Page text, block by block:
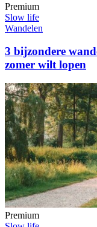
Premium
Slow life
Wandelen
3 bijzondere
zomer wilt lopen
Premium